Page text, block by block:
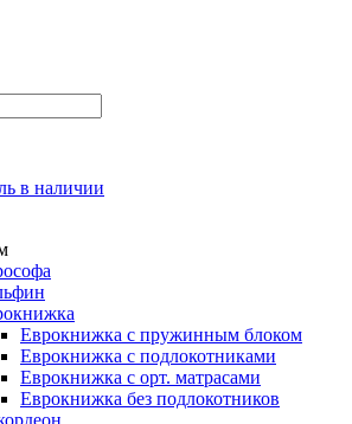
в наличии
Еврокнижка с пружинным блоком
Еврокнижка с подлокотниками
Еврокнижка с орт. матрасами
Еврокнижка без подлокотников